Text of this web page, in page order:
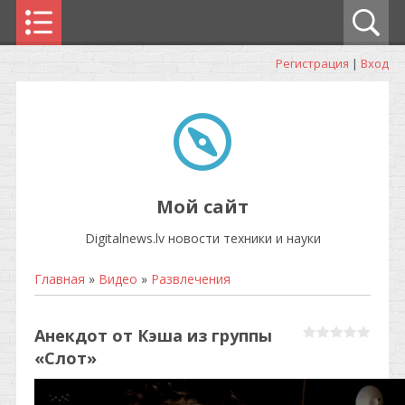
Регистрация | Вход
Мой сайт
Digitalnews.lv новости техники и науки
Главная » Видео » Развлечения
Анекдот от Кэша из группы
«Слот»